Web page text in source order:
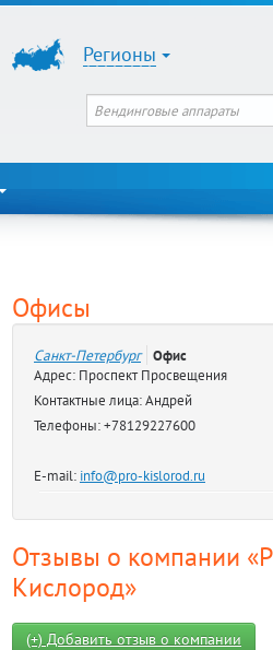
Регионы
Офисы
Санкт-Петербург
Офис
Адрес: Проспект Просвещения
Контактные лица: Андрей
Телефоны: +78129227600
E-mail: info@pro-kislorod.ru
Отзывы о компании
Кислород»
(+) Добавить отзыв о компании